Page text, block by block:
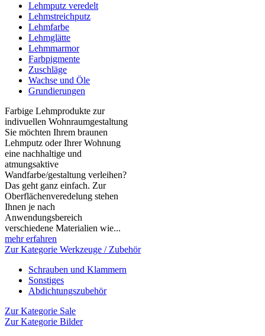
Lehmputz veredelt
Lehmstreichputz
Lehmfarbe
Lehmglätte
Lehmmarmor
Farbpigmente
Zuschläge
Wachse und Öle
Grundierungen
Farbige Lehmprodukte zur
indivuellen Wohnraumgestaltung
Sie möchten Ihrem braunen
Lehmputz oder Ihrer Wohnung
eine nachhaltige und
atmungsaktive
Wandfarbe/gestaltung verleihen?
Das geht ganz einfach. Zur
Oberflächenveredelung stehen
Ihnen je nach
Anwendungsbereich
verschiedene Materialien wie...
mehr erfahren
Zur Kategorie Werkzeuge / Zubehör
Schrauben und Klammern
Sonstiges
Abdichtungszubehör
Zur Kategorie Sale
Zur Kategorie Bilder